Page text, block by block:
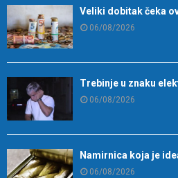
Veliki dobitak čeka
06/08/2026
Trebinje u znaku
06/08/2026
Namirnica koja je
06/08/2026